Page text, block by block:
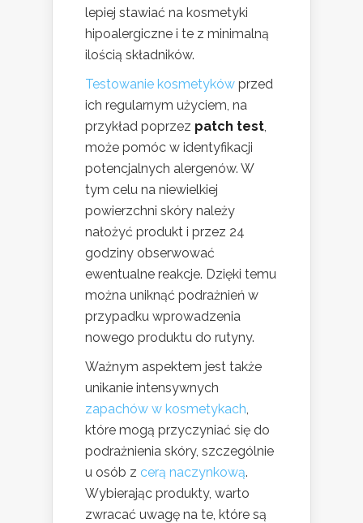
lepiej stawiać na kosmetyki
hipoalergiczne i te z minimalną
ilością składników.
Testowanie kosmetyków przed
ich regularnym użyciem, na
przykład poprzez patch test,
może pomóc w identyfikacji
potencjalnych alergenów. W
tym celu na niewielkiej
powierzchni skóry należy
nałożyć produkt i przez 24
godziny obserwować
ewentualne reakcje. Dzięki temu
można uniknąć podrażnień w
przypadku wprowadzenia
nowego produktu do rutyny.
Ważnym aspektem jest także
unikanie intensywnych
zapachów w kosmetykach,
które mogą przyczyniać się do
podrażnienia skóry, szczególnie
u osób z cerą naczynkową.
Wybierając produkty, warto
zwracać uwagę na te, które są